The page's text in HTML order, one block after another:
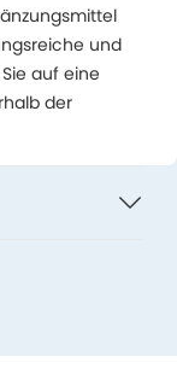
und
auf eine
der